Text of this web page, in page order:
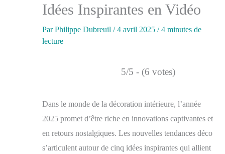
Idées Inspirantes en Vidéo
ParPhilippe Dubreuil /4 avril 2025 /4 minutes de
lecture
5/5 - (6 votes)
Dans le monde de la décoration intérieure, l’année
2025 promet d’être riche en innovations captivantes et
en retours nostalgiques. Les nouvelles tendances déco
s’articulent autour de cinq idées inspirantes qui allient